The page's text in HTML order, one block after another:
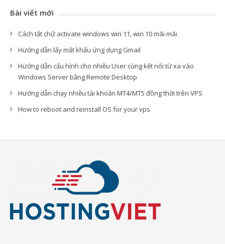
Bài viết mới
Cách tắt chữ activate windows win 11, win 10 mãi mãi
Hướng dẫn lấy mật khẩu ứng dụng Gmail
Hướng dẫn cấu hình cho nhiều User cùng kết nối từ xa vào
Windows Server bằng Remote Desktop
Hướng dẫn chạy nhiều tài khoản MT4/MT5 đồng thời trên VPS
How to reboot and reinstall OS for your vps